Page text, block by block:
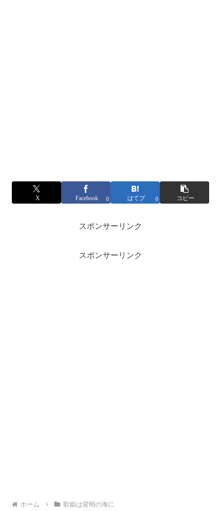
X Facebook 0 はてブ 0 コピー
スポンサーリンク
スポンサーリンク
ホーム 歌姫は背明の海に